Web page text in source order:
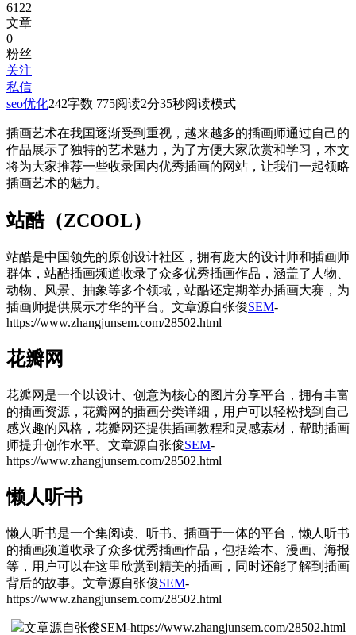
6122
文章
0
粉丝
关注
私信
seo优化242字数 775阅读2分35秒阅读模式
插画艺术在我国逐渐受到重视，越来越多的插画师通过自己的
作品展示了独特的艺术魅力，为了方便大家欣赏和学习，本文
将为大家推荐一些收录国内优秀插画的网站，让我们一起领略
插画艺术的魅力。
站酷（ZCOOL）
站酷是中国领先的原创设计社区，拥有庞大的设计师和插画师
群体，站酷插画频道收录了众多优秀插画作品，涵盖了人物、
动物、风景、抽象等多个领域，站酷还定期举办插画大赛，为
插画师提供展示才华的平台。 文章源自张俊SEM-
https://www.zhangjunsem.com/28502.html
花瓣网
花瓣网是一个以设计、创意为核心的图片分享平台，拥有丰富
的插画资源，花瓣网的插画分类详细，用户可以轻松找到自己
感兴趣的风格，花瓣网还提供插画教程和灵感素材，帮助插画
师提升创作水平。 文章源自张俊SEM-
https://www.zhangjunsem.com/28502.html
懒人听书
懒人听书是一个集阅读、听书、插画于一体的平台，懒人听书
的插画频道收录了众多优秀插画作品，包括绘本、漫画、海报
等，用户可以在这里欣赏到精美的插画，同时还能了解到插画
背后的故事。 文章源自张俊SEM-
https://www.zhangjunsem.com/28502.html
文章源自张俊SEM-https://www.zhangjunsem.com/28502.html